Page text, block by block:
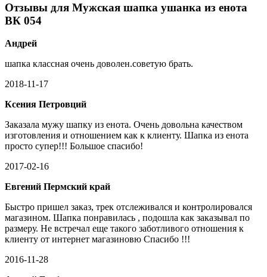
Отзывы для Мужская шапка ушанка из енота
ВК 054
Андрей
шапка классная очень доволен.советую брать.
2018-11-17
Ксения Петровций
Заказала мужу шапку из енота. Очень довольна качеством
изготовления и отношением как к клиенту. Шапка из енота
просто супер!!! Большое спасибо!
2017-02-16
Евгений Пермский край
Быстро пришел заказ, трек отслеживался и контролировался
магазином. Шапка понравилась , подошла как заказывал по
размеру. Не встречал еще такого заботливого отношения к
клиенту от интернет магазиновю Спасибо !!!
2016-11-28